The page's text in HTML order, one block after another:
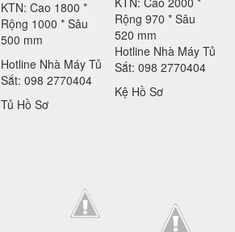
KTN: Cao 1800 *
Rộng 1000 * Sâu
500 mm
Hotline Nhà Máy Tủ
Sắt: 098 2770404
Tủ Hồ Sơ
Rộng 970 * Sâu
520 mm
Hotline Nhà Máy Tủ
Sắt: 098 2770404
Kệ Hồ Sơ